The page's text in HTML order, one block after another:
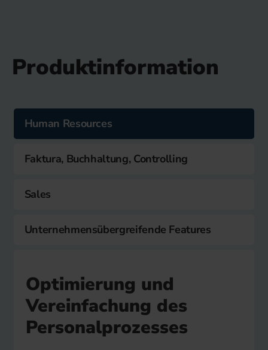
Produktinformation
Human Resources
Faktura, Buchhaltung, Controlling
Sales
Unternehmensübergreifende Features
Optimierung und
Vereinfachung des
Personalprozesses